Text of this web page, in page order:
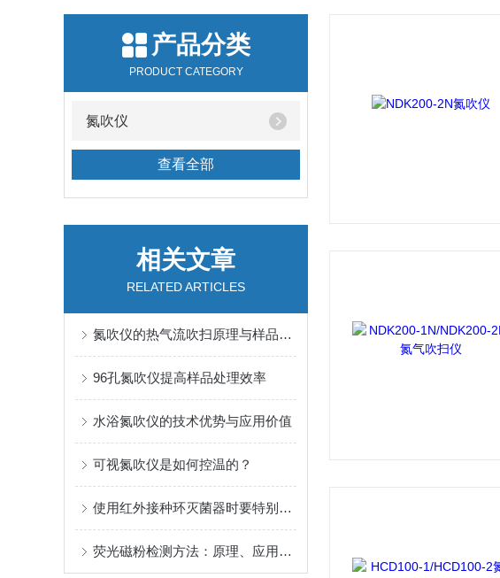
产品分类
PRODUCT CATEGORY
氮吹仪
查看全部
相关文章
RELATED ARTICLES
氮吹仪的热气流吹扫原理与样品前处理应用
96孔氮吹仪提高样品处理效率
水浴氮吹仪的技术优势与应用价值
可视氮吹仪是如何控温的？
使用红外接种环灭菌器时要特别注意这些
荧光磁粉检测方法：原理、应用和优势的综述